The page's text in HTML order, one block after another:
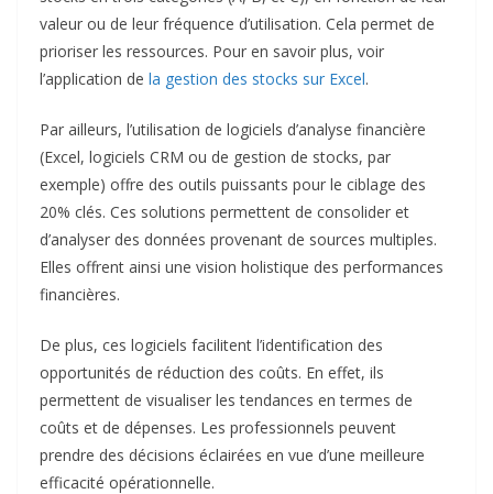
valeur ou de leur fréquence d’utilisation. Cela permet de
prioriser les ressources. Pour en savoir plus, voir
l’application de la gestion des stocks sur Excel.
Par ailleurs, l’utilisation de logiciels d’analyse financière
(Excel, logiciels CRM ou de gestion de stocks, par
exemple) offre des outils puissants pour le ciblage des
20% clés. Ces solutions permettent de consolider et
d’analyser des données provenant de sources multiples.
Elles offrent ainsi une vision holistique des performances
financières.
De plus, ces logiciels facilitent l’identification des
opportunités de réduction des coûts. En effet, ils
permettent de visualiser les tendances en termes de
coûts et de dépenses. Les professionnels peuvent
prendre des décisions éclairées en vue d’une meilleure
efficacité opérationnelle.